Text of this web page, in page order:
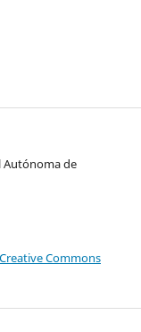
Autónoma de
Creative Commons